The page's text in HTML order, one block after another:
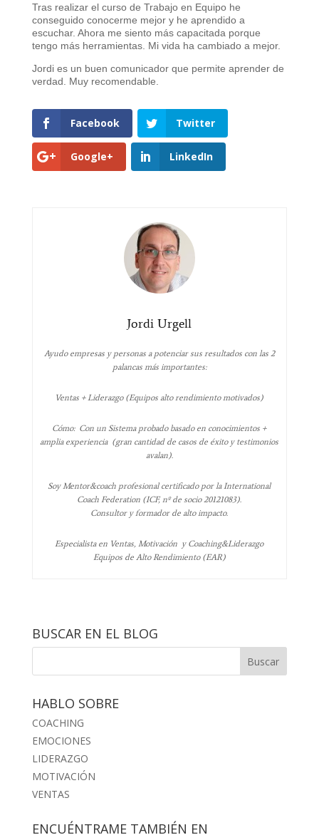
Tras realizar el curso de Trabajo en Equipo he
conseguido conocerme mejor y he aprendido a
escuchar. Ahora me siento más capacitada porque
tengo más herramientas. Mi vida ha cambiado a mejor.
Jordi es un buen comunicador que permite aprender de
verdad. Muy recomendable.
Facebook Twitter
Google+ LinkedIn
Jordi Urgell
Ayudo empresas y personas a potenciar sus resultados con las 2
palancas más importantes:
Ventas + Liderazgo (Equipos alto rendimiento motivados)
Cómo: Con un Sistema probado basado en conocimientos +
amplia experiencia (gran cantidad de casos de éxito y testimonios
avalan).
Soy Mentor&coach profesional certificado por la International
Coach Federation (ICF, nº de socio 20121083).
Consultor y formador de alto impacto.
Especialista en Ventas, Motivación y Coaching&Liderazgo
Equipos de Alto Rendimiento (EAR)
BUSCAR EN EL BLOG
HABLO SOBRE
COACHING
EMOCIONES
LIDERAZGO
MOTIVACIÓN
VENTAS
ENCUÉNTRAME TAMBIÉN EN